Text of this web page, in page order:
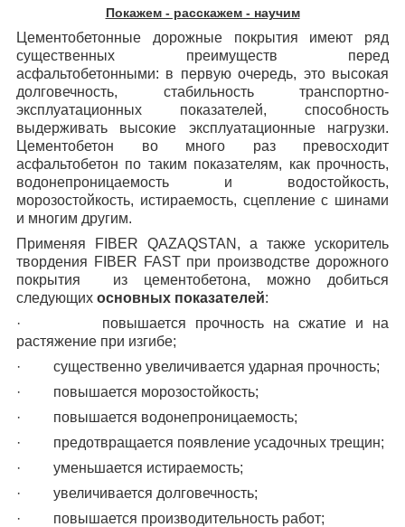
Покажем - расскажем - научим
Цементобетонные дорожные покрытия имеют ряд
существенных преимуществ перед
асфальтобетонными: в первую очередь, это высокая
долговечность, стабильность транспортно-
эксплуатационных показателей, способность
выдерживать высокие эксплуатационные нагрузки.
Цементобетон во много раз превосходит
асфальтобетон по таким показателям, как прочность,
водонепроницаемость и водостойкость,
морозостойкость, истираемость, сцепление с шинами
и многим другим.
Применяя FIBER QAZAQSTAN, а также ускоритель
твордения FIBER FASTпри производстве дорожного
покрытия
из цементобетона, можно добиться
следующих основных показателей:
·
повышается прочность на сжатие и на
растяжение при изгибе;
·
существенно увеличивается ударная прочность;
·
повышается морозостойкость;
·
повышается водонепроницаемость;
·
предотвращается появление усадочных трещин;
·
уменьшается истираемость;
·
увеличивается долговечность;
·
повышается производительность работ;